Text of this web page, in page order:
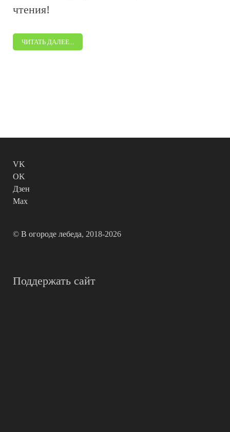
чтения!
ЧИТАТЬ ДАЛЕЕ...
VK
OK
Дзен
Max
© В огороде лебеда, 2018-2026
Поддержать сайт